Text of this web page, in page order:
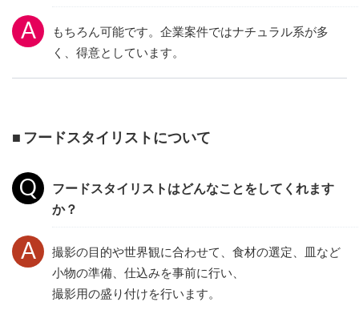
もちろん可能です。企業案件ではナチュラル系が多
く、得意としています。
■ フードスタイリストについて
フードスタイリストはどんなことをしてくれます
か？
撮影の目的や世界観に合わせて、食材の選定、皿など
小物の準備、仕込みを事前に行い、
撮影用の盛り付けを行います。